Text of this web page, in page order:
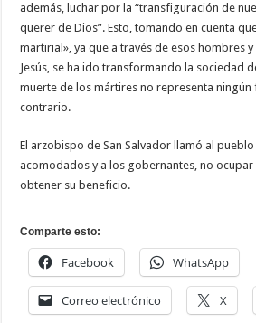
además, luchar por la “transfiguración de
querer de Dios”. Esto, tomando en cuenta
martirial», ya que a través de esos hombres
Jesús, se ha ido transformando la sociedad
muerte de los mártires no representa
contrario.
El arzobispo de San Salvador llamó al
acomodados y a los gobernantes, no
obtener su beneficio.
Comparte esto:
Facebook WhatsApp
Correo electrónico X